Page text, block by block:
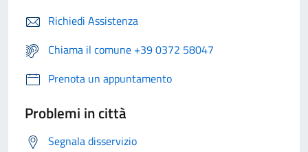
Richiedi Assistenza
Chiama il comune +39 0372 58047
Prenota un appuntamento
Problemi in città
Segnala disservizio